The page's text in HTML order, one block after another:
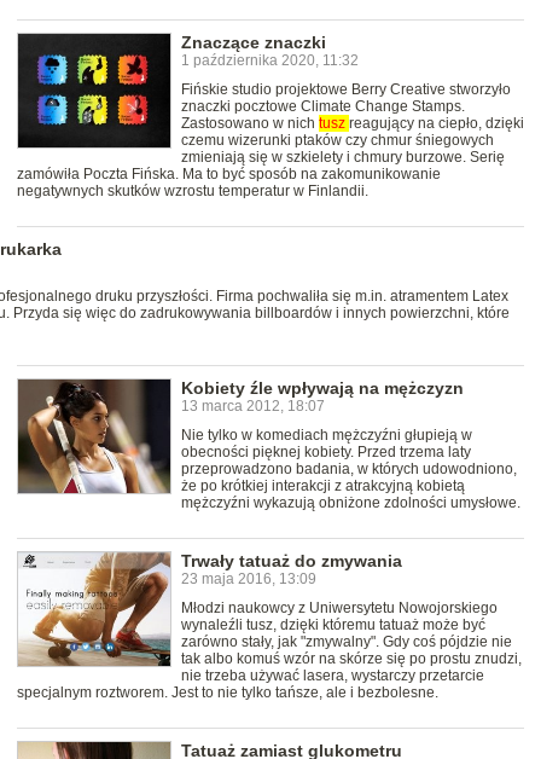
Znaczące znaczki
1 października 2020, 11:32
Fińskie studio projektowe Berry Creative stworzyło
znaczki pocztowe Climate Change Stamps.
Zastosowano w nich tusz reagujący na ciepło, dzięki
czemu wizerunki ptaków czy chmur śniegowych
zmieniają się w szkielety i chmury burzowe. Serię
zamówiła Poczta Fińska. Ma to być sposób na zakomunikowanie
negatywnych skutków wzrostu temperatur w Finlandii.
druku przyszłości. Firma pochwaliła się m.in. atramentem Latex
Przyda się więc do zadrukowywania billboardów i innych powierzchni, które
Kobiety źle wpływają na mężczyzn
13 marca 2012, 18:07
Nie tylko w komediach mężczyźni głupieją w
obecności pięknej kobiety. Przed trzema laty
przeprowadzono badania, w których udowodniono,
że po krótkiej interakcji z atrakcyjną kobietą
mężczyźni wykazują obniżone zdolności umysłowe.
Trwały tatuaż do zmywania
23 maja 2016, 13:09
Młodzi naukowcy z Uniwersytetu Nowojorskiego
wynaleźli tusz, dzięki któremu tatuaż może być
zarówno stały, jak "zmywalny". Gdy coś pójdzie nie
tak albo komuś wzór na skórze się po prostu znudzi,
nie trzeba używać lasera, wystarczy przetarcie
specjalnym roztworem. Jest to nie tylko tańsze, ale i bezbolesne.
Tatuaż zamiast glukometru